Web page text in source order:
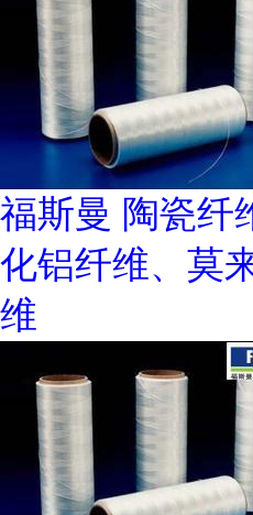
福斯曼 陶瓷纤
化铝纤维、莫
维